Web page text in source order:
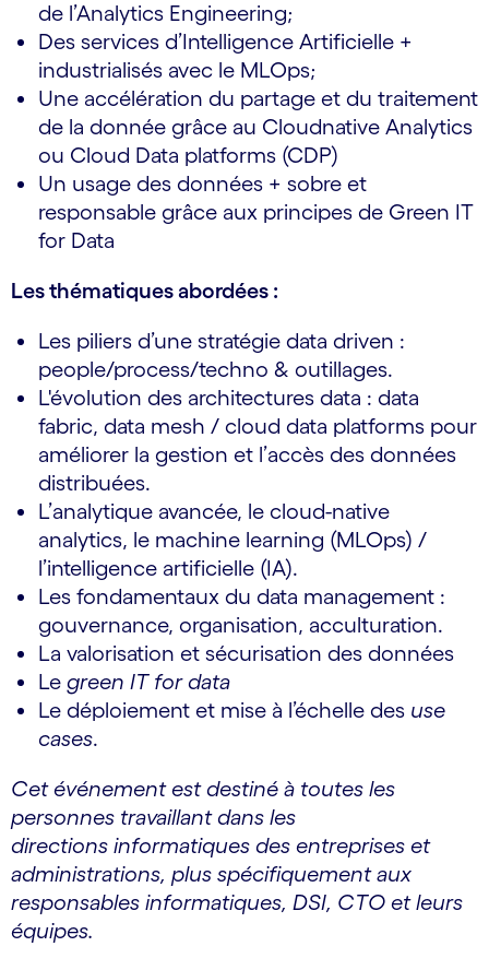
de l’Analytics Engineering;
Des services d’Intelligence Artificielle +
industrialisés avec le MLOps;
Une accélération du partage et du traitement
de la donnée grâce au Cloudnative Analytics
ou Cloud Data platforms (CDP)
Un usage des données + sobre et
responsable grâce aux principes de Green IT
for Data
Les thématiques abordées :
Les piliers d’une stratégie data driven :
people/process/techno & outillages.
L'évolution des architectures data : data
fabric, data mesh / cloud data platforms pour
améliorer la gestion et l’accès des données
distribuées.
L’analytique avancée, le cloud-native
analytics, le machine learning (MLOps) /
l’intelligence artificielle (IA).
Les fondamentaux du data management :
gouvernance, organisation, acculturation.
La valorisation et sécurisation des données
Le green IT for data
Le déploiement et mise à l’échelle des use
cases.
Cet événement est destiné à toutes les
personnes travaillant dans les
directions informatiques des entreprises et
administrations, plus spécifiquement aux
responsables informatiques, DSI, CTO et leurs
équipes.